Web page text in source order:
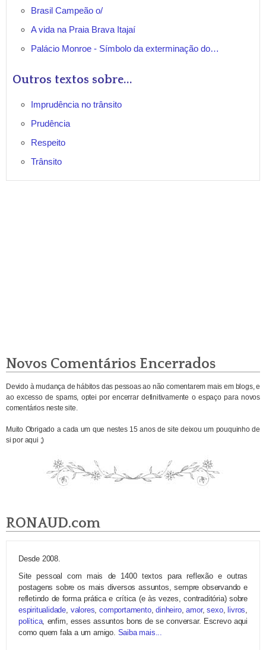
Brasil Campeão o/
A vida na Praia Brava Itajaí
Palácio Monroe - Símbolo da exterminação do…
Outros textos sobre...
Imprudência no trânsito
Prudência
Respeito
Trânsito
Novos Comentários Encerrados
Devido à mudança de hábitos das pessoas ao não comentarem mais em blogs, e
ao excesso de spams, optei por encerrar definitivamente o espaço para novos
comentários neste site.
Muito Obrigado a cada um que nestes 15 anos de site deixou um pouquinho de
si por aqui ;)
RONAUD.com
Desde 2008.
Site pessoal com mais de 1400 textos para reflexão e outras
postagens sobre os mais diversos assuntos, sempre observando e
refletindo de forma prática e crítica (e às vezes, contraditória) sobre
espiritualidade, valores,comportamento,dinheiro,amor,sexo, livros,
política, enfim, esses assuntos bons de se conversar. Escrevo aqui
como quem fala a um amigo. Saiba mais...